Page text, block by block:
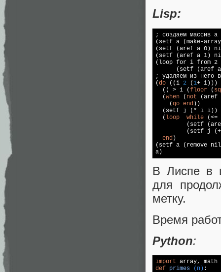
Lisp:
; создаем массив
(setf a (make-
(setf (aref a 0)
(setf (aref a 1)
(loop for i from
(setf (aref
; удаляем из него
(do ((i 2 ( 1+ i)))
  (( > i (
floor (
  (
when ( not
    (
go end ))
(setf j (* i
  (
loop while
(setf
(setf
end )
(setf a (remove
a)
В Лиспе в
для
метку.
Время
Python:
import
def primes (n) :